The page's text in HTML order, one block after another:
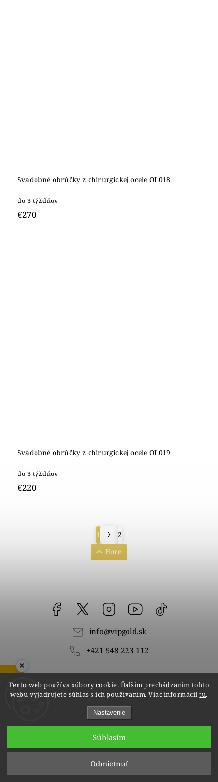
Tento web používa súbory cookie. Ďalším prechádzaním tohto
webu vyjadrujete súhlas s ich používaním. Viac informáciítu.
Nastavenie
Odmietnuť
Súhlasím
Svadobné obrúčky z chirurgickej ocele OL018
do 3 týždňov
€270
Svadobné obrúčky z chirurgickej ocele OL019
do 3 týždňov
€220
1
2
Hore
Facebook vipgoldsk Instagram YouTube
info@vipgold.sk
+421 948 223 112
Odoberať newsletter
Vložením e-mailu súhlasíte s
podmienkami ochrany osobných údajov
ZOBRAZIŤ RECENZIE
×